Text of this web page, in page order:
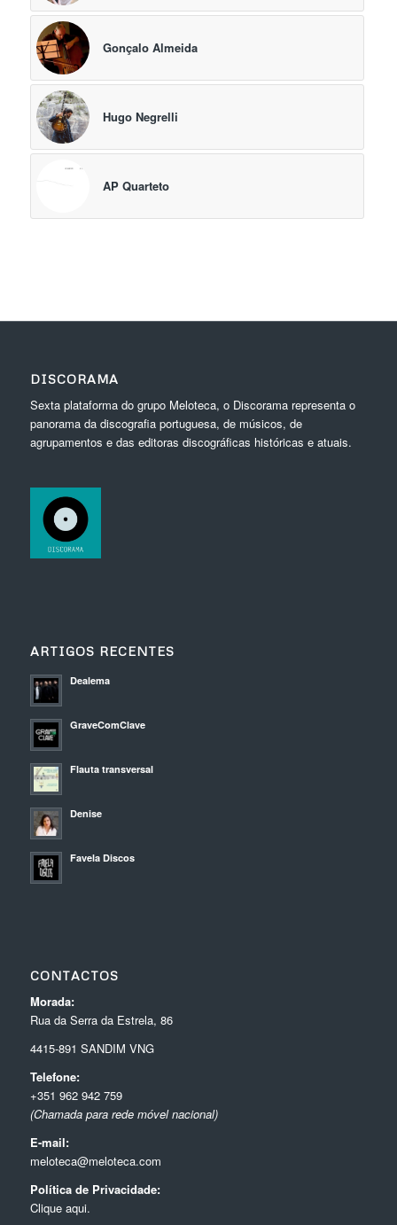
Gonçalo Almeida
Hugo Negrelli
AP Quarteto
DISCORAMA
Sexta plataforma do grupo Meloteca, o Discorama representa o
panorama da discografia portuguesa, de músicos, de
agrupamentos e das editoras discográficas históricas e atuais.
ARTIGOS RECENTES
Dealema
GraveComClave
Flauta transversal
Denise
Favela Discos
CONTACTOS
Morada:
Rua da Serra da Estrela, 86
4415-891 SANDIM VNG
Telefone:
+351 962 942 759
(Chamada para rede móvel nacional)
E-mail:
meloteca@meloteca.com
Política de Privacidade:
Clique aqui.